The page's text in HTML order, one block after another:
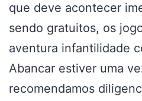
que deve acontecer
sendo gratuitos, os
aventura infantilidade
Abancar estiver uma
recomendamos